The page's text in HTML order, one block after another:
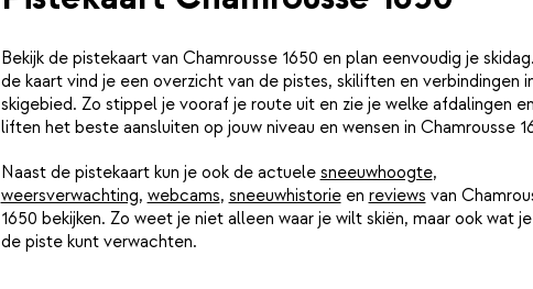
Bekijk de pistekaart van Chamrousse 1650 en plan eenvoudig je
de kaart vind je een overzicht van de pistes, skiliften en verbindingen
skigebied. Zo stippel je vooraf je route uit en zie je welke afdalingen
liften het beste aansluiten op jouw niveau en wensen in Chamrousse
Naast de pistekaart kun je ook de actuele sneeuwhoogte,
weersverwachting, webcams, sneeuwhistorieen reviews van
1650 bekijken. Zo weet je niet alleen waar je wilt skiën, maar ook wat
de piste kunt verwachten.